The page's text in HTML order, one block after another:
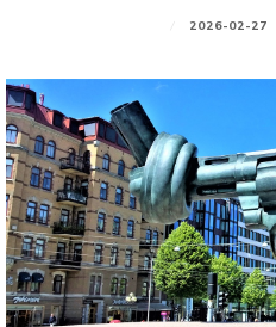
2026-02-27